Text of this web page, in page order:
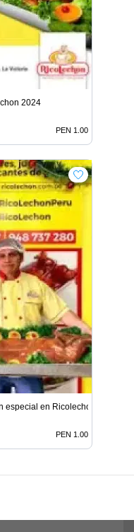
2024
PEN 1.00
especial en Ricolechon
PEN 1.00